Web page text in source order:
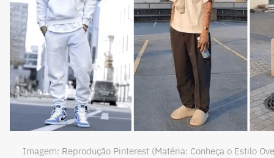
Imagem: Reprodução Pinterest (Matéria: Conheça o Estilo